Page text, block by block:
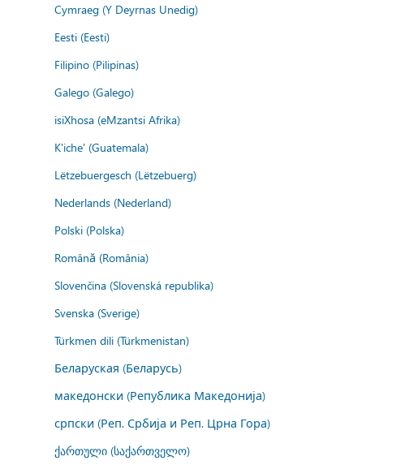
Cymraeg (Y Deyrnas Unedig)
Eesti (Eesti)
Filipino (Pilipinas)
Galego (Galego)
isiXhosa (eMzantsi Afrika)
K'iche' (Guatemala)
Lëtzebuergesch (Lëtzebuerg)
Nederlands (Nederland)
Polski (Polska)
Română (România)
Slovenčina (Slovenská republika)
Svenska (Sverige)
Türkmen dili (Türkmenistan)
Беларуская (Беларусь)
македонски (Република Македонија)
српски (Реп. Србија и Реп. Црна Гора)
ქართული (საქართველო)